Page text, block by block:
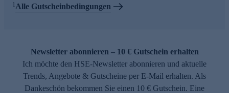
1Alle Gutscheinbedingungen
Newsletter abonnieren – 10 € Gutschein erhalten
Ich möchte den HSE-Newsletter abonnieren und aktuelle
Trends, Angebote & Gutscheine per E-Mail erhalten. Als
Dankeschön bekommen Sie einen 10 € Gutschein. Eine